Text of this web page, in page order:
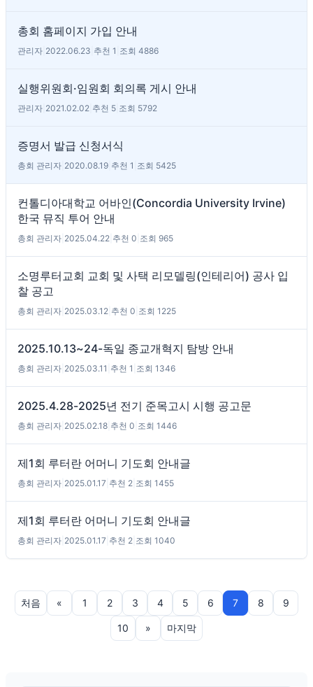
총회 홈페이지 가입 안내
관리자 2022.06.23 추천 1 조회 4886
실행위원회·임원회 회의록 게시 안내
관리자 2021.02.02 추천 5 조회 5792
증명서 발급 신청서식
총회 관리자 2020.08.19 추천 1 조회 5425
컨톨디아대학교 어바인(Concordia University Irvine)
한국 뮤직 투어 안내
총회 관리자 2025.04.22 추천 0 조회 965
소명루터교회 교회 및 사택 리모델링(인테리어) 공사 입
찰 공고
총회 관리자 2025.03.12 추천 0 조회 1225
2025.10.13~24-독일 종교개혁지 탐방 안내
총회 관리자 2025.03.11 추천 1 조회 1346
2025.4.28-2025년 전기 준목고시 시행 공고문
총회 관리자 2025.02.18 추천 0 조회 1446
제1회 루터란 어머니 기도회 안내글
총회 관리자 2025.01.17 추천 2 조회 1455
제1회 루터란 어머니 기도회 안내글
총회 관리자 2025.01.17 추천 2 조회 1040
처음 « 1 2 3 4 5 6 7 8 9
10 » 마지막